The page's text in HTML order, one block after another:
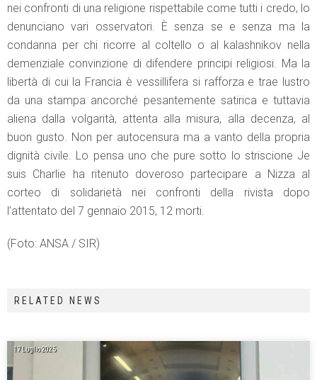
nei confronti di una religione rispettabile come tutti i credo, lo
denunciano vari osservatori. È senza se e senza ma la
condanna per chi ricorre al coltello o al kalashnikov nella
demenziale convinzione di difendere principi religiosi. Ma la
libertà di cui la Francia è vessillifera si rafforza e trae lustro
da una stampa ancorché pesantemente satirica e tuttavia
aliena dalla volgarità, attenta alla misura, alla decenza, al
buon gusto. Non per autocensura ma a vanto della propria
dignità civile. Lo pensa uno che pure sotto lo striscione Je
suis Charlie ha ritenuto doveroso partecipare a Nizza al
corteo di solidarietà nei confronti della rivista dopo
l’attentato del 7 gennaio 2015, 12 morti.
(Foto: ANSA / SIR)
RELATED NEWS
17 Luglio 2025